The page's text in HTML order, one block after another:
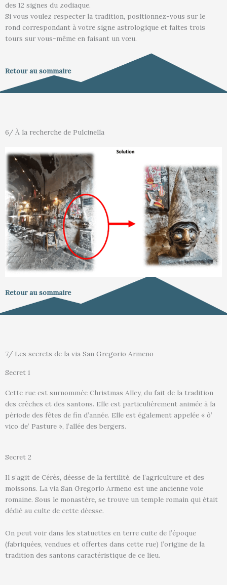
des 12 signes du zodiaque.
Si vous voulez respecter la tradition, positionnez-vous sur le
rond correspondant à votre signe astrologique et faites trois
tours sur vous-même en faisant un vœu.
Retour au sommaire
6/ À la recherche de Pulcinella
Retour au sommaire
7/ Les secrets de la via San Gregorio Armeno
Secret 1
Cette rue est surnommée Christmas Alley, du fait de la tradition
des crèches et des santons. Elle est particulièrement animée à la
période des fêtes de fin d’année. Elle est également appelée « ô’
vico de’ Pasture », l’allée des bergers.
Secret 2
Il s’agit de Cérès, déesse de la fertilité, de l’agriculture et des
moissons. La via San Gregorio Armeno est une ancienne voie
romaine. Sous le monastère, se trouve un temple romain qui était
dédié au culte de cette déesse.
On peut voir dans les statuettes en terre cuite de l’époque
(fabriquées, vendues et offertes dans cette rue) l’origine de la
tradition des santons caractéristique de ce lieu.